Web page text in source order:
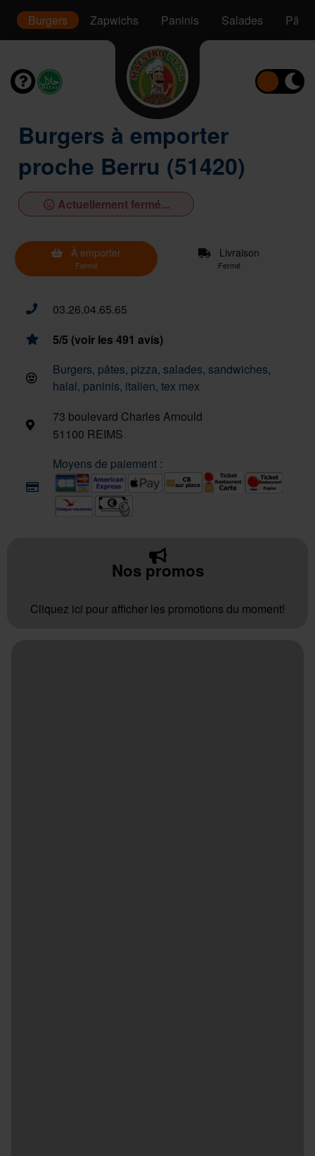
Burgers Zapwichs Paninis Salades Pâtes
Burgers à emporter
proche Berru (51420)
Actuellement fermé...
À emporter
Fermé
Livraison
Fermé
03.26.04.65.65
5/5 (voir les 491 avis)
Burgers, pâtes, pizza, salades, sandwiches,
halal, paninis, italien, tex mex
73 boulevard Charles Arnould
51100 REIMS
Moyens de paiement :
Nos promos
Cliquez ici pour afficher les promotions du moment!